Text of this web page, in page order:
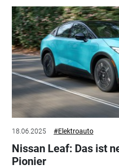
18.06.2025 #Elektroauto
Nissan Leaf: Das ist
Pionier